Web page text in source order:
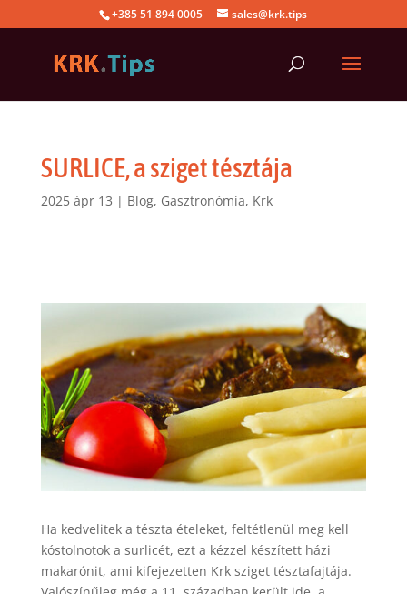
+385 51 894 0005 sales@krk.tips
SURLICE, a sziget tésztája
2025 ápr 13 | Blog, Gasztronómia, Krk
Ha kedvelitek a tészta ételeket, feltétlenül meg kell
kóstolnotok a surlicét, ezt a kézzel készített házi
makarónit, ami kifejezetten Krk sziget tésztafajtája.